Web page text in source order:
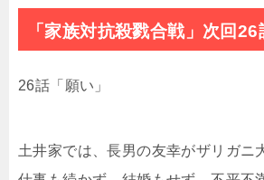
「家族対抗殺戮合戦」次回26
26話「願い」
土井家では、長男の友幸がザリガニ